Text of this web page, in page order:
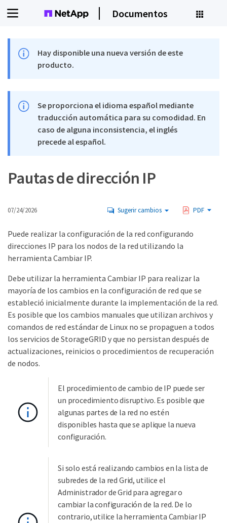
Documentos
Hay disponible una nueva versión de este
producto.
Se proporciona el idioma español mediante
traducción automática para su comodidad. En
caso de alguna inconsistencia, el inglés
precede al español.
Pautas de dirección IP
07/24/2026 Sugerir cambios PDF
Puede realizar la configuración de la red configurando
direcciones IP para los nodos de la red utilizando la
herramienta Cambiar IP.
Debe utilizar la herramienta Cambiar IP para realizar la
mayoría de los cambios en la configuración de red que se
estableció inicialmente durante la implementación de la red.
Es posible que los cambios manuales que utilizan archivos y
comandos de red estándar de Linux no se propaguen a todos
los servicios de StorageGRID y que no persistan después de
actualizaciones, reinicios o procedimientos de recuperación
de nodos.
El procedimiento de cambio de IP puede ser
un procedimiento disruptivo. Es posible que
algunas partes de la red no estén
disponibles hasta que se aplique la nueva
configuración.
Si solo está realizando cambios en la lista de
subredes de la red Grid, utilice el
Administrador de Grid para agregar o
cambiar la configuración de la red. De lo
contrario, utilice la herramienta Cambiar IP